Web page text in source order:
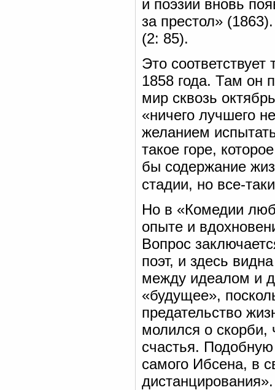
и поэзии вновь
за престол»
(2: 85).
Это
1858 года. Там он
мир сквозь
«ничего лучшего
желанием
такое горе,
бы содержание
стадии, но все-
Но в «Комедии
опыте и
Вопрос
поэт, и здесь
между идеалом и
«будущее»,
предательство
молился о скорби,
счастья.
самого Ибсена, в
дистанцирования».